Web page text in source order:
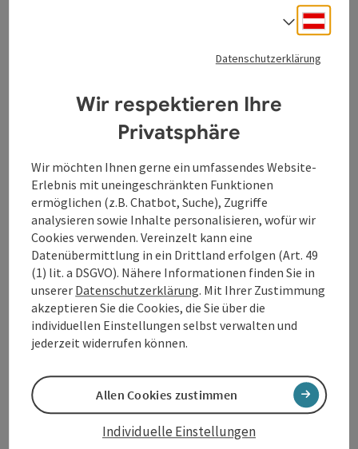
entfernt. Man ist ungestört und kann vollkommen die Ruhe
genießen. Genieße die Zeit am Pool, Terrasse, Sauna oder im
idyllischen Spaziergang auf dem stillgelegten Bahngleis
entlang der Donau und erkunde den jahrhundertealten Turm.
Erholung pur! Erlebe den schönen oberösterreichischen
Beitrag merken: Wohnmobilstellplatz Waldhausen
Wohnmobilstellplatz
Waldhausen
Waldhausen im Strudengau
Campingplatz
Der Wohnmobilstellplatz ist für Wohn- bzw. Reisemobile
geeignet. Anzahl der Stellplätze: 6 Untergrund: Schotter
Beleuchtung: nein WLAN: Ja Sanitäre Einrichtungen: WC
beim Badesee, 07:00 - 22:00 Uhr geöffnet (01. April bis 31.
Oktober) Gasflaschentausch: Lagerhaus, ca. 1,5 km entfernt
W-Lan (kostenlos)
Haustiere erlaubt
Direkt im Zentrum
Datenschutzerklärung
Wir respektieren Ihre
Privatsphäre
Wir möchten Ihnen gerne ein umfassendes Website-
Erlebnis mit uneingeschränkten Funktionen
ermöglichen (z.B. Chatbot, Suche), Zugriffe
analysieren sowie Inhalte personalisieren, wofür wir
Cookies verwenden. Vereinzelt kann eine
Datenübermittlung in ein Drittland erfolgen (Art. 49
(1) lit. a DSGVO). Nähere Informationen finden Sie in
unserer Datenschutzerklärung. Mit Ihrer Zustimmung
akzeptieren Sie die Cookies, die Sie über die
individuellen Einstellungen selbst verwalten und
jederzeit widerrufen können.
Individuelle Einstellungen
Allen Cookies zustimmen